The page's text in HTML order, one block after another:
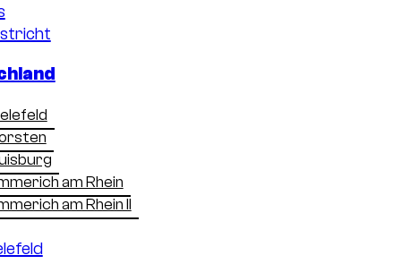
am Rhein
am Rhein II